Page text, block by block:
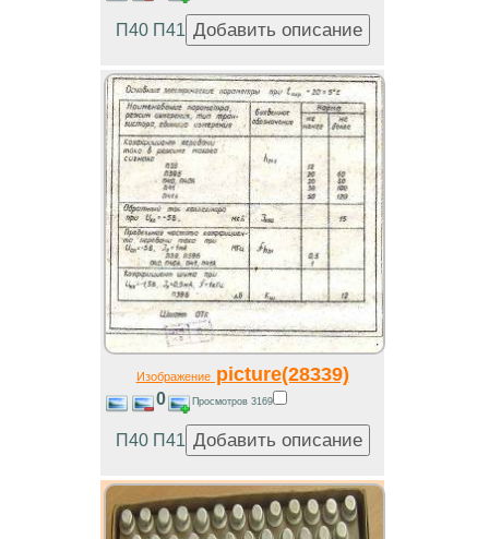
П40 П41
Изображениеpicture(28339)
0 Просмотров 3169
П40 П41